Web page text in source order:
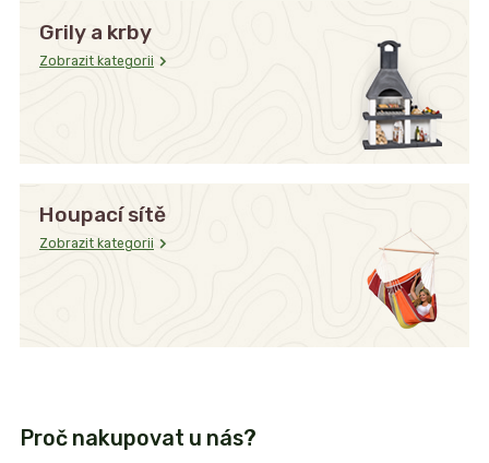
Grily a krby
Zobrazit kategorii
Houpací sítě
Zobrazit kategorii
Proč nakupovat u nás?